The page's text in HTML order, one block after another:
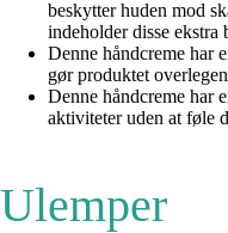
beskytter huden mod
indeholder disse ekstra
Denne håndcreme har
gør produktet
Denne håndcreme har
aktiviteter uden at føle
Ulemper